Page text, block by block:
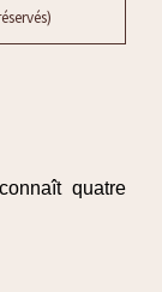
quatre